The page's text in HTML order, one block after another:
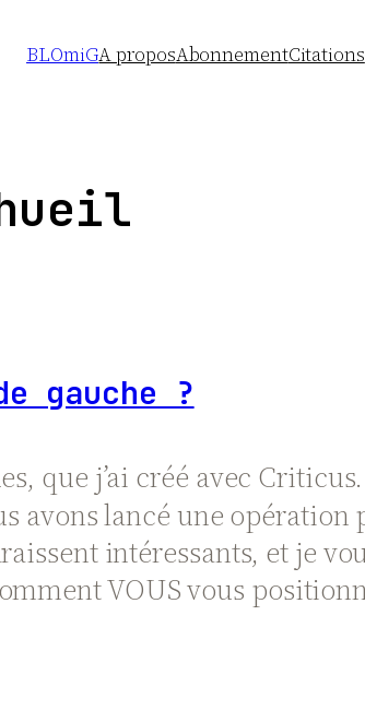
BLOmiGA proposAbonnementCitations
gauche ?
que j’ai créé avec
avons lancé une
intéressants, et je
VOUS vous